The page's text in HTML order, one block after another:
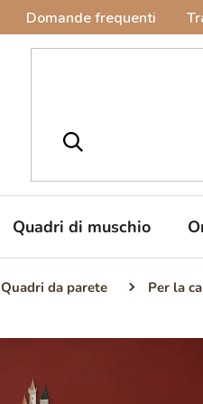
Domande frequenti
Quadri di muschio
Quadri da parete Per la